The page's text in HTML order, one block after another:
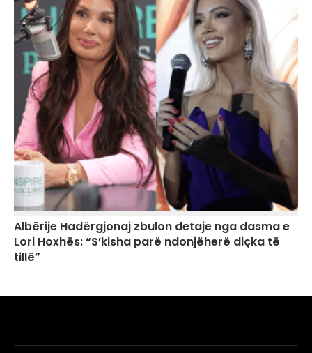
Albërije Hadërgjonaj zbulon detaje nga dasma e
Lori Hoxhës: “S’kisha parë ndonjëherë diçka të
tillë”